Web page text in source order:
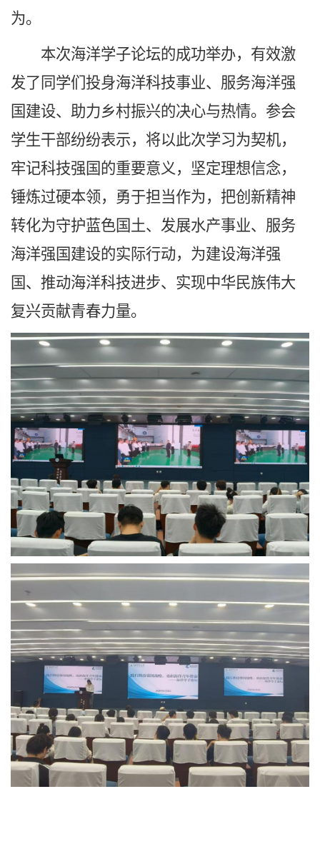
为。
本次海洋学子论坛的成功举办，有效激
发了同学们投身海洋科技事业、服务海洋强
国建设、助力乡村振兴的决心与热情。参会
学生干部纷纷表示，将以此次学习为契机，
牢记科技强国的重要意义，坚定理想信念，
锤炼过硬本领，勇于担当作为，把创新精神
转化为守护蓝色国土、发展水产事业、服务
海洋强国建设的实际行动，为建设海洋强
国、推动海洋科技进步、实现中华民族伟大
复兴贡献青春力量。